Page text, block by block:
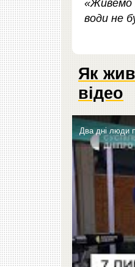
«Живемо
води не
Як
відео
Два дні люди